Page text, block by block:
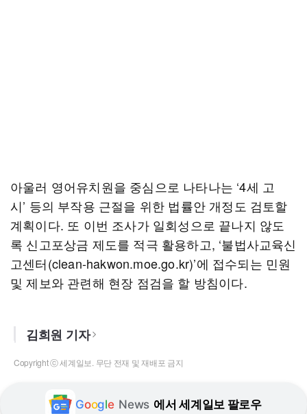
아울러 영어유치원을 중심으로 나타나는 ‘4세 고
시’ 등의 부작용 근절을 위한 법률안 개정도 검토할
계획이다. 또 이번 조사가 일회성으로 끝나지 않도
록 신고포상금 제도를 적극 활용하고, ‘불법사교육신
고센터(clean-hakwon.moe.go.kr)’에 접수되는 민원
및 제보와 관련해 현장 점검을 할 방침이다.
김희원 기자
Copyright ⓒ 세계일보. 무단 전재 및 재배포 금지
Google News 에서 세계일보 팔로우